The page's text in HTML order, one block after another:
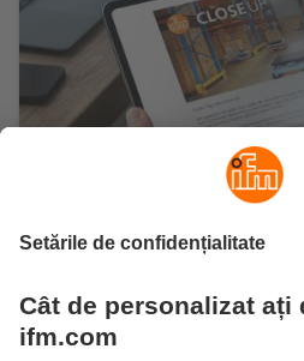
Rămâi la curent cu știrile din
Abonează-te aici